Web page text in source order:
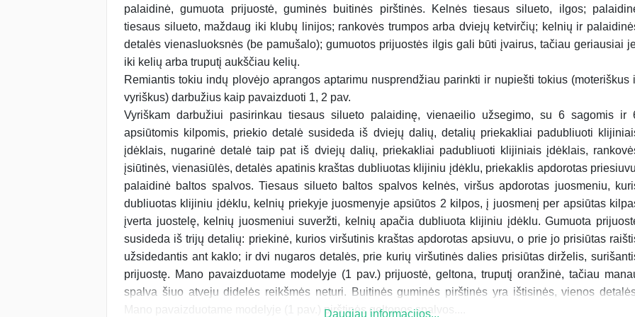
palaidinė, gumuota prijuostė, guminės buitinės pirštinės. Kelnės tiesaus silueto, ilgos;
tiesaus silueto, maždaug iki klubų linijos; rankovės trumpos arba dviejų ketvirčių; kelnių ir
detalės vienasluoksnės (be pamušalo); gumuotos prijuostės ilgis gali būti įvairus, tačiau geriausiai
iki kelių arba truputį aukščiau kelių.
Remiantis tokiu indų plovėjo aprangos aptarimu nusprendžiau parinkti ir nupiešti tokius (moteriškus
vyriškus) darbužius kaip pavaizduoti 1, 2 pav.
Vyriškam darbužiui pasirinkau tiesaus silueto palaidinę, vienaeilio užsegimo, su 6 sagomis ir
apsiūtomis kilpomis, priekio detalė susideda iš dviejų dalių, detalių priekakliai padubliuoti
įdėklais, nugarinė detalė taip pat iš dviejų dalių, priekakliai padubliuoti klijiniais įdėklais,
įsiūtinės, vienasiūlės, detalės apatinis kraštas dubliuotas klijiniu įdėklu, priekaklis apdorotas
palaidinė baltos spalvos. Tiesaus silueto baltos spalvos kelnės, viršus apdorotas juosmeniu,
dubliuotas klijiniu įdėklu, kelnių priekyje juosmenyje apsiūtos 2 kilpos, į juosmenį per apsiūtas
įverta juostelę, kelnių juosmeniui suveržti, kelnių apačia dubliuota klijiniu įdėklu. Gumuota
susideda iš trijų detalių: priekinė, kurios viršutinis kraštas apdorotas apsiuvu, o prie jo prisiūtas
užsidedantis ant kaklo; ir dvi nugaros detalės, prie kurių viršutinės dalies prisiūtas dirželis,
prijuostę. Mano pavaizduotame modelyje (1 pav.) prijuostė, geltona, truputį oranžinė, tačiau
spalva šiuo atveju didelės reikšmės neturi. Buitinės guminės pirštinės yra ištisinės, vienos
Mano pavaizduotame modelyje (1 pav.) pirštinės geltonos spalvos....
Daugiau informacijos...